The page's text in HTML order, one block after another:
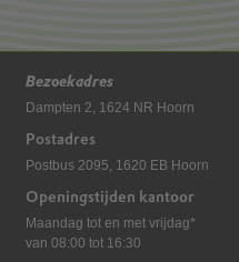
Bezoekadres
Dampten 2, 1624 NR Hoorn
Postadres
Postbus 2095, 1620 EB Hoorn
Openingstijden kantoor
Maandag tot en met vrijdag*
van 08:00 tot 16:30